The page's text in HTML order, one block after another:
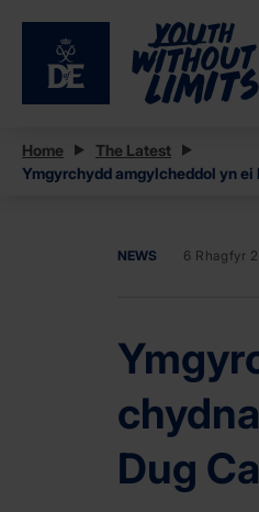
Home
The Latest
Ymgyrchydd amgylcheddol yn ei
NEWS 6 Rhagfyr
Dug